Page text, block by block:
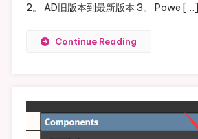
2。 AD旧版本到最新版本 3。 Powe […]
Continue Reading